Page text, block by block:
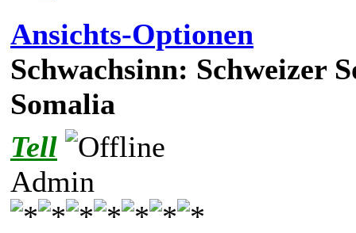
Ansichts-Optionen
Schwachsinn: Schweizer
Somalia
Tell
Admin